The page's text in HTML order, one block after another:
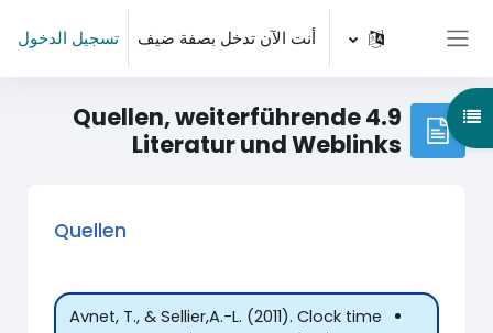
تخطى إلى المحتوى الرئيسي
أنت الآن تدخل بصفة ضيف تسجيل الدخول
4.9 Quellen, weiterführende
Literatur und Weblinks
المقرر
Quellen
Avnet, T., & Sellier,A.-L. (2011). Clock time